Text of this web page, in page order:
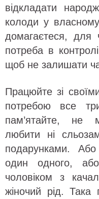
відкладати
колоди у
домагаєтеся, для
потреба в
щоб не залишати
Працюйте зі
потребою все
пам’ятайте, не
любити ні
подарунками.
один одного,
чоловіком з
жіночий рід.